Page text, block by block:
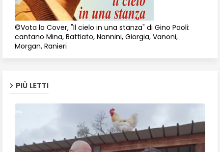
©Vota la Cover, "Il cielo in una stanza" di Gino Paoli:
cantano Mina, Battiato, Nannini, Giorgia, Vanoni,
Morgan, Ranieri
PIÙ LETTI